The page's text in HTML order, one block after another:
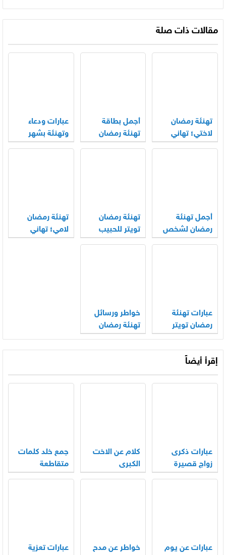
مقالات ذات صلة
تهنئة رمضان
لاختي؛ تهاني
رمضان للأخت
أجمل بطاقة
تهنئة رمضان
بالاسم والصورة
عبارات ودعاء
وتهنئة بشهر
رمضان المبارك
أجمل تهنئة
رمضان لشخص
عزيز وللأهل
تهنئة رمضان
تويتر للحبيب
والحبيبة مميزة
تهنئة رمضان
لامي؛ تهاني
عبارات تهنئة
رمضان تويتر
2026 جديدة
خواطر ورسائل
تهنئة رمضان
المبارك 2026
إقرأ أيضاً
عبارات ذكرى
زواج قصيرة
كلام عن الاخت
الكبرى
جمع خلد كلمات
متقاطعة
عبارات عن يوم
خواطر عن مدح
عبارات تعزية